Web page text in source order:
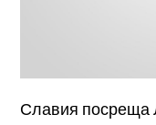
Славия посреща